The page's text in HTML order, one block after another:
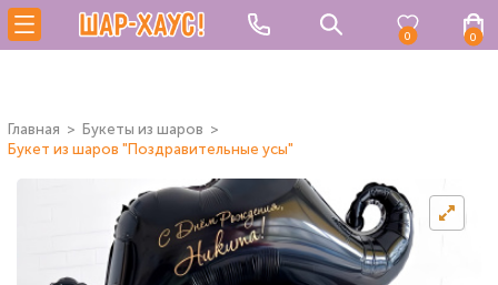
0 0
Главная
Букеты из шаров
Букет из шаров "Поздравительные усы"